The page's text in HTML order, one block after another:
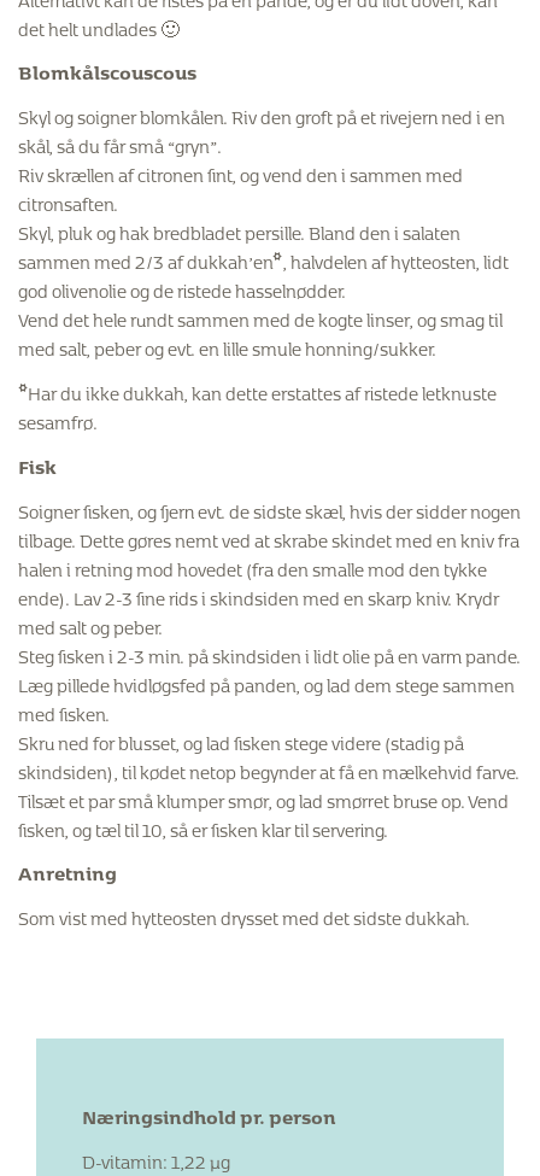
det helt undlades 🙂
Blomkålscouscous
Skyl og soigner blomkålen. Riv den groft på et rivejern ned i en
skål, så du får små “gryn”.
Riv skrællen af citronen fint, og vend den i sammen med
citronsaften.
Skyl, pluk og hak bredbladet persille. Bland den i salaten
sammen med 2/3 af dukkah’en*, halvdelen af hytteosten, lidt
god olivenolie og de ristede hasselnødder.
Vend det hele rundt sammen med de kogte linser, og smag til
med salt, peber og evt. en lille smule honning/sukker.
*Har du ikke dukkah, kan dette erstattes af ristede letknuste
sesamfrø.
Fisk
Soigner fisken, og fjern evt. de sidste skæl, hvis der sidder nogen
tilbage. Dette gøres nemt ved at skrabe skindet med en kniv fra
halen i retning mod hovedet (fra den smalle mod den tykke
ende). Lav 2-3 fine rids i skindsiden med en skarp kniv. Krydr
med salt og peber.
Steg fisken i 2-3 min. på skindsiden i lidt olie på en varm pande.
Læg pillede hvidløgsfed på panden, og lad dem stege sammen
med fisken.
Skru ned for blusset, og lad fisken stege videre (stadig på
skindsiden), til kødet netop begynder at få en mælkehvid farve.
Tilsæt et par små klumper smør, og lad smørret bruse op. Vend
fisken, og tæl til 10, så er fisken klar til servering.
Anretning
Som vist med hytteosten drysset med det sidste dukkah.
Næringsindhold pr. person
D-vitamin: 1,22 µg